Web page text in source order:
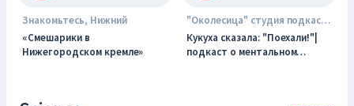
Знакомьтесь, Нижний
«Смешарики в
Нижегородском кремле»
"Околесица" студия подкастов
Кукуха сказала: "Поехали!"|
подкаст о ментальном